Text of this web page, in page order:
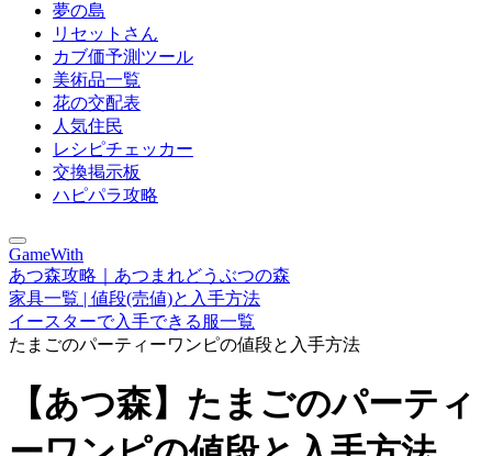
夢の島
リセットさん
カブ価予測ツール
美術品一覧
花の交配表
人気住民
レシピチェッカー
交換掲示板
ハピパラ攻略
GameWith
あつ森攻略｜あつまれどうぶつの森
家具一覧 | 値段(売値)と入手方法
イースターで入手できる服一覧
たまごのパーティーワンピの値段と入手方法
【あつ森】たまごのパーティ